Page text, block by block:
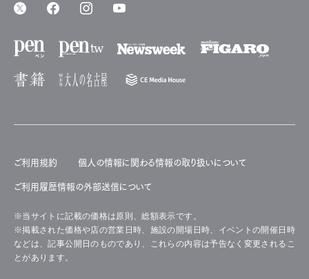
ご利用規約 個人の情報に関わる情報の取り扱いについて
ご利用履歴情報の外部送信について
※当サイトに記載の価格は原則、総額表示です。
※掲載された価格や店の営業日時、施設の開場日時、イベントの開催日時
などは、記事公開日のものであり、これらの内容は予告なく変更されるこ
とがあります。